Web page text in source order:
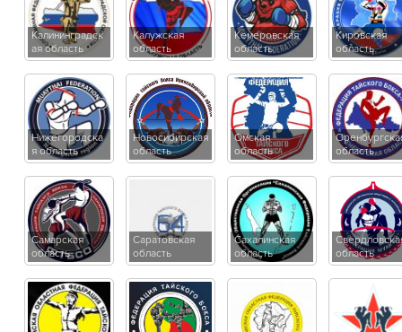
Калининградск
ая область
Калужская
область
Кемеровская
область
Кировская
область
Нижегородска
я область
Новосибирская
область
Омская
область
область
Самарская
область
Саратовская
область
Сахалинская
область
область